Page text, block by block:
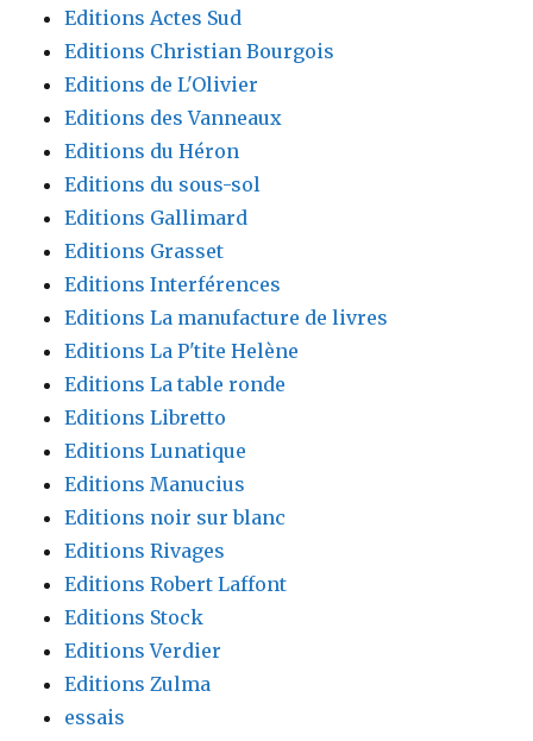
Editions Actes Sud
Editions Christian Bourgois
Editions de L'Olivier
Editions des Vanneaux
Editions du Héron
Editions du sous-sol
Editions Gallimard
Editions Grasset
Editions Interférences
Editions La manufacture de livres
Editions La P'tite Helène
Editions La table ronde
Editions Libretto
Editions Lunatique
Editions Manucius
Editions noir sur blanc
Editions Rivages
Editions Robert Laffont
Editions Stock
Editions Verdier
Editions Zulma
essais